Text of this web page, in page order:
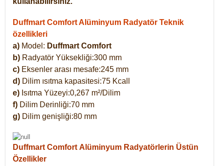
Duffmart Comfort Alüminyum Radyatör Teknik
özellikleri
a) Model: Duffmart Comfort
b) Radyatör Yüksekliği:300 mm
c) Eksenler arası mesafe:245 mm
d) Dilim ısıtma kapasitesi:75 Kcall
e) Isıtma Yüzeyi:0,267 m²/Dilim
f) Dilim Derinliği:70 mm
g) Dilim genişliği:80 mm
Duffmart Comfort Alüminyum Radyatörlerin Üstün
Özellikler